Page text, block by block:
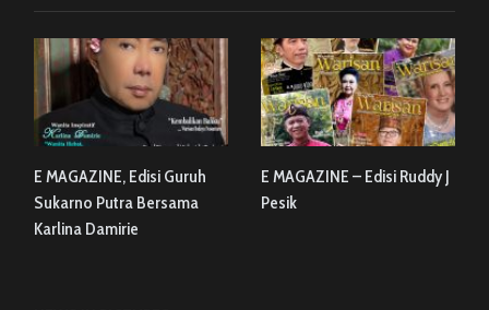
E MAGAZINE, Edisi Guruh
Sukarno Putra Bersama
Karlina Damirie
E MAGAZINE – Edisi Ruddy J
Pesik